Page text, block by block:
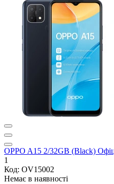
OPPO A15 2/32GB (Black)
1
Код: OV15002
Немає в наявності